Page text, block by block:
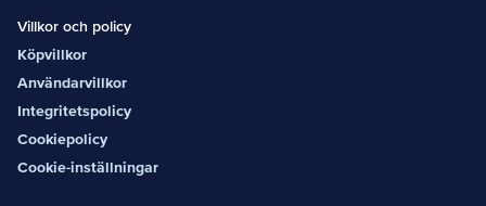
Villkor och policy
Köpvillkor
Användarvillkor
Integritetspolicy
Cookiepolicy
Cookie-inställningar